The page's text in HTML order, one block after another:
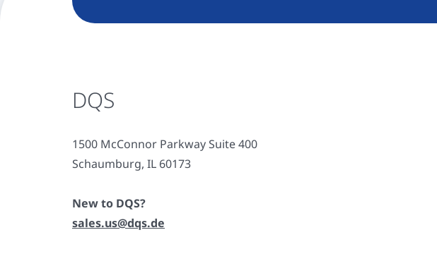
DQS
1500 McConnor Parkway Suite 400
Schaumburg, IL 60173
New to DQS?
sales.us@dqs.de